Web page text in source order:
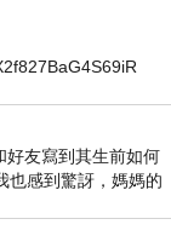
！
、有保障，
好友寫到其生前如何
也感到驚訝，媽媽的